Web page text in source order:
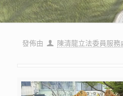
發佈由 陳清龍立法委員服務